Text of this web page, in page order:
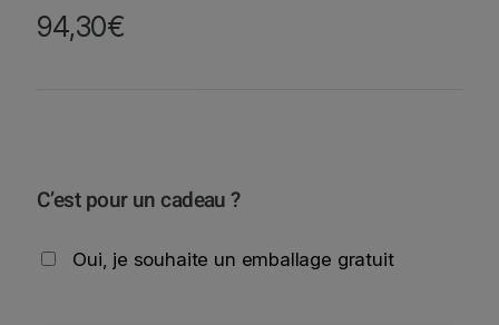
94,30€
C’est pour un cadeau ?
Oui, je souhaite un emballage gratuit